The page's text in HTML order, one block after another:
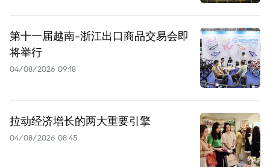
第十一届越南-浙江出口商品交易会即
将举行
04/08/2026 09:18
拉动经济增长的两大重要引擎
04/08/2026 08:45